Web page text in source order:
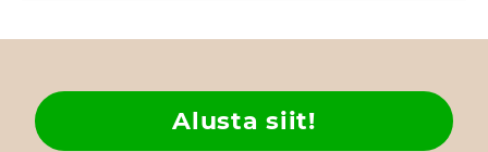
Alusta siit!